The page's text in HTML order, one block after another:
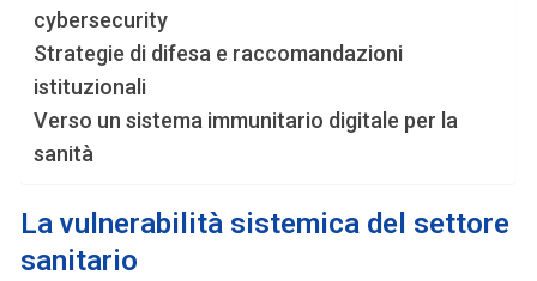
cybersecurity
Strategie di difesa e raccomandazioni
istituzionali
Verso un sistema immunitario digitale per la
sanità
La vulnerabilità sistemica del settore
sanitario